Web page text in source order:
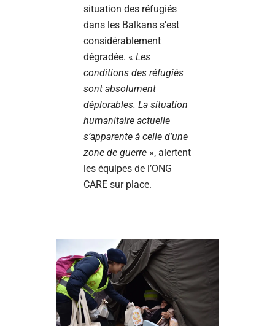
situation des réfugiés
dans les Balkans s’est
considérablement
dégradée. « Les
conditions des réfugiés
sont absolument
déplorables. La situation
humanitaire actuelle
s’apparente à celle d’une
zone de guerre », alertent
les équipes de l’ONG
CARE sur place.